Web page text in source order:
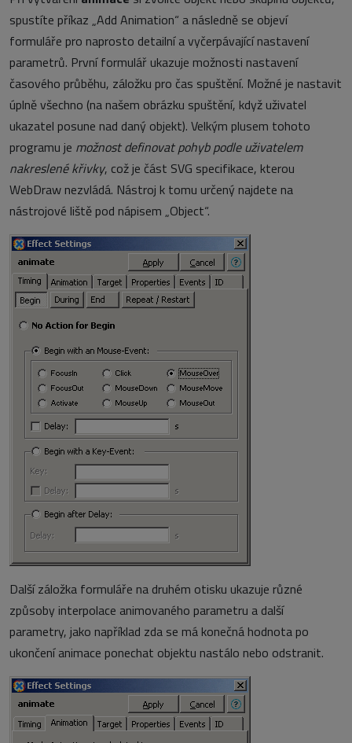
spustíte příkaz „Add Animation“ a následně se objeví
formuláře pro naprosto detailní a vyčerpávající nastavení
parametrů. První formulář ukazuje možnosti nastavení
časového průběhu, záložku pro čas spuštění. Možné je nastavit
úplně všechno (na našem obrázku spuštění, když uživatel
ukazatel posune nad daný objekt). Velkým plusem tohoto
programu je možnost definovat pohyb podle uživatelem
nakreslené křivky, což je část SVG specifikace, kterou
WebDraw nezvládá. Nástroj k tomu určený najdete na
nástrojové liště pod nápisem „Object“.
Další záložka formuláře na druhém otisku ukazuje různé
způsoby interpolace animovaného parametru a další
parametry, jako například zda se má konečná hodnota po
ukončení animace ponechat objektu nastálo nebo odstranit.